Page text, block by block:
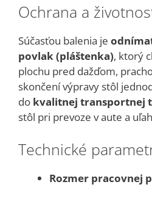
Ochrana a
Súčasťou balenia je
povlak (pláštenka), ktorý
plochu pred dažďom,
skončení výpravy stôl
do kvalitnej transportnej
stôl pri prevoze v aute a
Technické
Rozmer pracovnej